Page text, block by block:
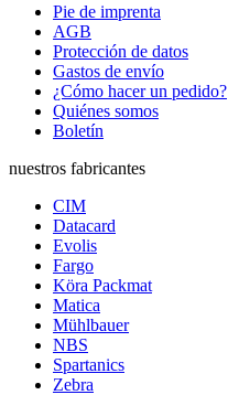
Pie de imprenta
AGB
Protección de datos
Gastos de envío
¿Cómo hacer un pedido?
Quiénes somos
Boletín
nuestros fabricantes
CIM
Datacard
Evolis
Fargo
Köra Packmat
Matica
Mühlbauer
NBS
Spartanics
Zebra